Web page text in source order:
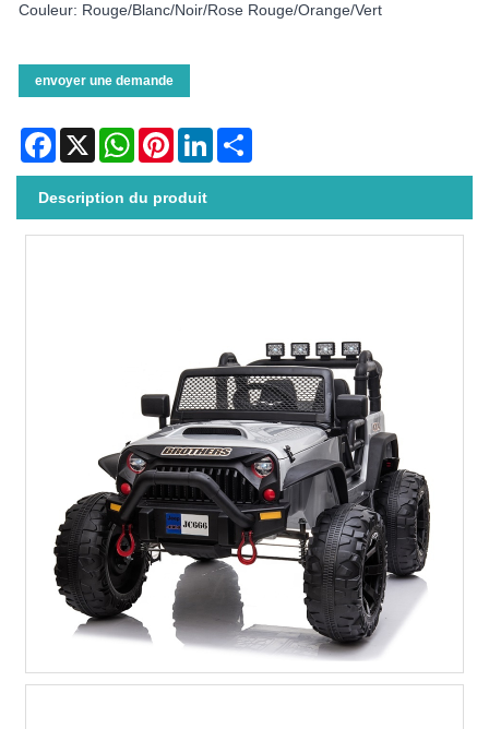
Couleur: Rouge/blanc/noir/Rose Rouge/orange/vert
envoyer une demande
Facebook
X WhatsAppPinterestLinkedIn
Description du produit